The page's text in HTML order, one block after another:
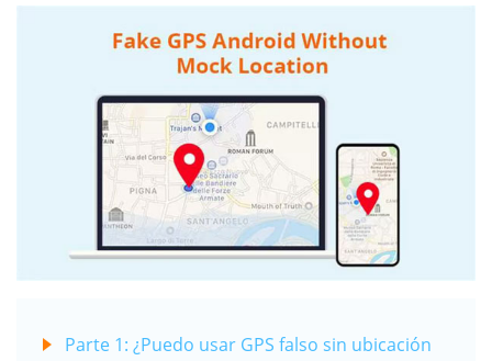
Parte 1: ¿Puedo usar GPS falso sin ubicación